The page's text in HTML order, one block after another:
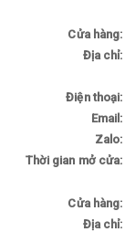
Cửa hàng:
Địa chỉ:
Điện thoại:
Email:
Zalo:
Thời gian mở cửa:
Cửa hàng:
Địa chỉ: